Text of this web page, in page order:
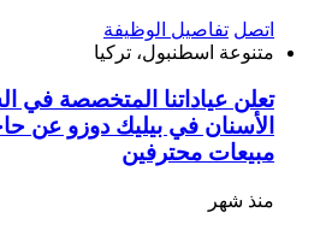
اتصل تفاصيل الوظيفة
متنوعة اسطنبول، تركيا
تعلن عياداتنا المتخصصة في
الأسنان في بيليك دوزو عن
مبيعات محترفين
منذ شهر